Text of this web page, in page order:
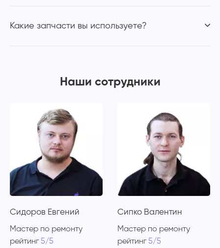
Какие запчасти вы используете?
Наши сотрудники
Сидоров Евгений
Мастер по ремонту
рейтинг 5/5
Сипко Валентин
Мастер по ремонту
рейтинг 5/5